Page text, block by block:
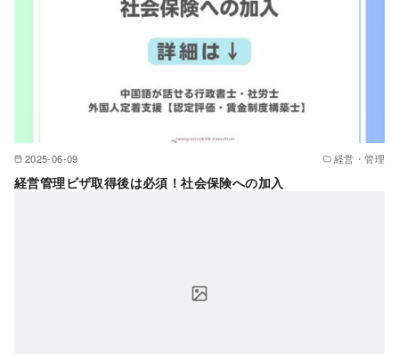
2025-06-09 経営・管理
経営管理ビザ取得後は必須！社会保険への加入